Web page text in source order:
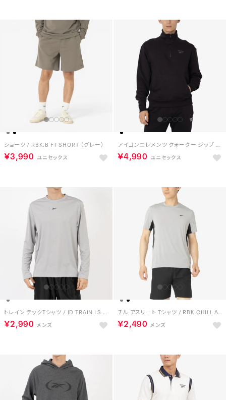
ショーツ / RBK.B FT SHORT （グレー）
￥3,990
アイコンエレメンツ クォーター ジップ / ICON ELEMENTS QUARTER ZIP （ブラック）
￥4,990
トレイン テックTシャツ / ID TRAIN LS TECH TEE （レジャーグレー）
￥2,990
チル アスリート Tシャツ / RBK CHILL ATHLETE TEE （グレー）
￥2,490